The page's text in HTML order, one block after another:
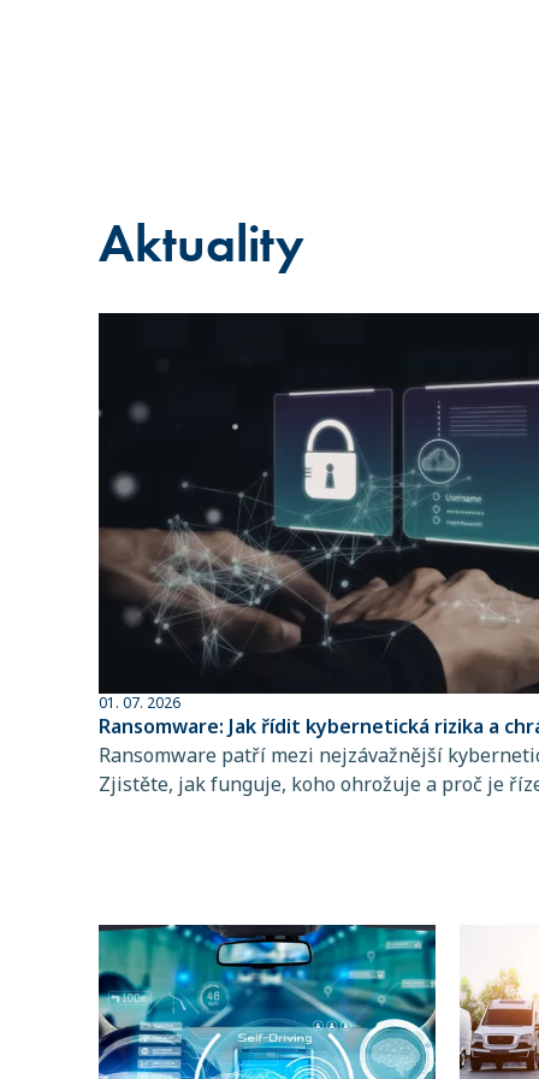
Aktuality
01. 07. 2026
Ransomware: Jak řídit kybernetická rizika a
Ransomware patří mezi nejzávažnější
Zjistěte, jak funguje, koho ohrožuje a proč je